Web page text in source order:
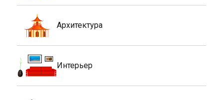
Архитектура
Интерьер